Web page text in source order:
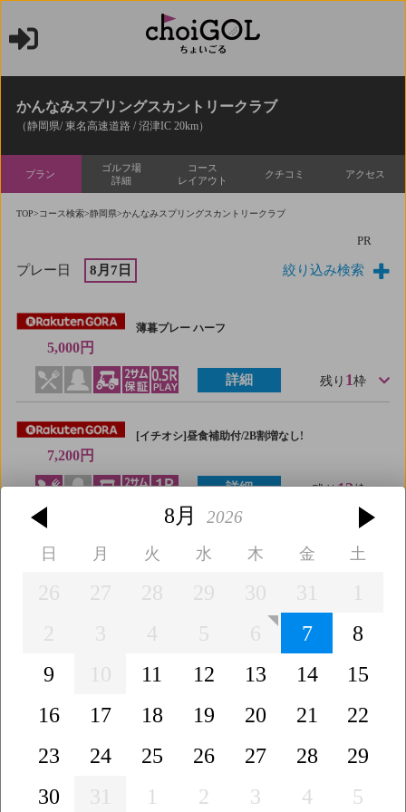
かんなみスプリングスカントリークラブ
（静岡県/ 東名高速道路 / 沼津IC 20km）
プラン
ゴルフ場
詳細
コース
レイアウト
クチコミ アクセス
TOP>コース検索>静岡県>かんなみスプリングスカントリークラブ
PR
プレー日 8月7日
8月 2026
日 月 火 水 木 金 土
26 27 28 29 30 31
1
2
3 4 5 6 7
8
9
10 11 12 13 14
15
16
17 18 19 20 21
22
23
24 25 26 27 28
29
30
31 1 2 3 4 5
絞り込み検索
5,000円
薄暮プレー ハーフ
詳細 残り 1枠
7,200円
[イチオシ]昼食補助付/2B割増なし!
詳細 残り12枠
7,900円
増無
詳細 残り 枠
8,450円
【平日セルフ】昼食補助付/2B割増なし!
残り 12枠